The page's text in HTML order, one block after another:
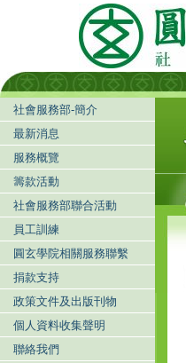
社會服務部-簡介
最新消息
服務概覽
籌款活動
社會服務部聯合活動
員工訓練
圓玄學院相關服務聯繫
捐款支持
政策文件及出版刊物
個人資料收集聲明
聯絡我們